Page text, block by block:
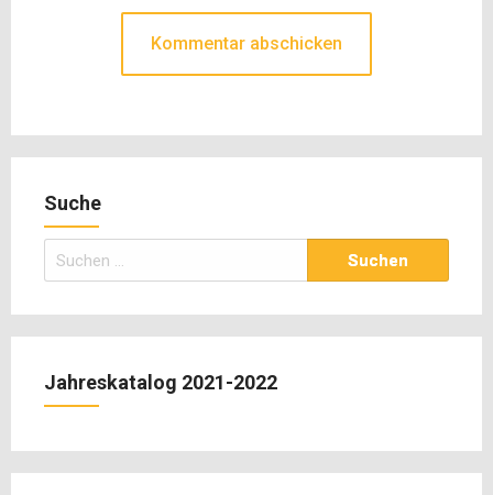
Suche
Suchen
nach:
Jahreskatalog 2021-2022